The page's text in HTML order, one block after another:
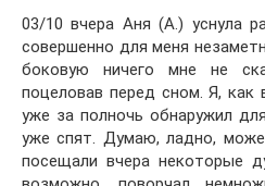
03/10 вчера Аня (А.) уснула
совершенно для меня
боковую ничего мне не
поцеловав перед сном. Я, как
уже за полночь обнаружил
уже спят. Думаю, ладно,
посещали вчера некоторые